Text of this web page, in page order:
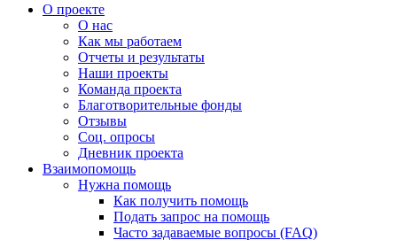
О проекте
О нас
Как мы работаем
Отчеты и результаты
Наши проекты
Команда проекта
Благотворительные фонды
Отзывы
Соц. опросы
Дневник проекта
Взаимопомощь
Нужна помощь
Как получить помощь
Подать запрос на помощь
Часто задаваемые вопросы (FAQ)